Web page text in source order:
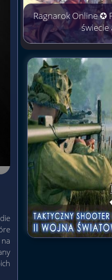
Ragnarok Online ✪